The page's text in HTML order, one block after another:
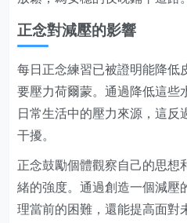
正念對減壓的影響
每日正念練習已被證明能降低
要壓力荷爾蒙。通過降低這些
日常生活中的壓力來源，這反
干擾。
正念鼓勵個體觀察自己的思想
緒的強度。通過創造一個減壓
理當前的困難，還能提高面對